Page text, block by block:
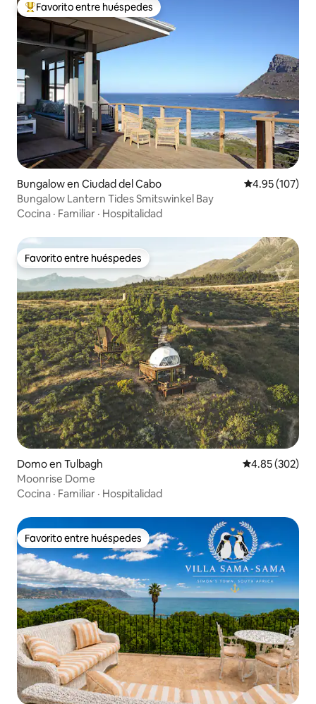
De los mejores en Favorito entre huéspedes
Favorito entre huéspedes
Bungalow en Ciudad del Cabo Calificación
4.95 (107)
Bungalow Lantern Tides Smitswinkel Bay
Cocina · Familiar · Hospitalidad
Favorito entre huéspedes
Favorito entre huéspedes
Domo en Tulbagh Calificación
4.85 (302)
Moonrise Dome
Cocina · Familiar · Hospitalidad
Favorito entre huéspedes
Favorito entre huéspedes